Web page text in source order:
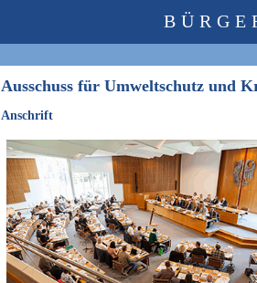
Ausschuss für Umweltschutz und
Anschrift